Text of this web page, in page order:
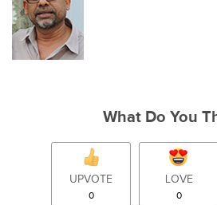
What Do You
UPVOTE
0
LOVE
0